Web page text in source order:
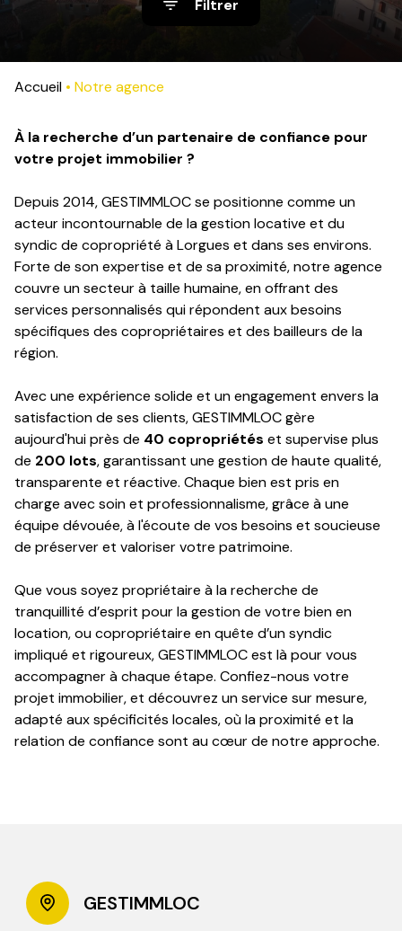
Filtrer
Accueil Notre agence
À la recherche d’un partenaire de confiance pour
votre projet immobilier ?
Depuis 2014, GESTIMMLOC se positionne comme un
acteur incontournable de la gestion locative et du
syndic de copropriété à Lorgues et dans ses environs.
Forte de son expertise et de sa proximité, notre agence
couvre un secteur à taille humaine, en offrant des
services personnalisés qui répondent aux besoins
spécifiques des copropriétaires et des bailleurs de la
région.
Avec une expérience solide et un engagement envers la
satisfaction de ses clients, GESTIMMLOC gère
aujourd'hui près de 40 copropriétés et supervise plus
de 200 lots, garantissant une gestion de haute qualité,
transparente et réactive. Chaque bien est pris en
charge avec soin et professionnalisme, grâce à une
équipe dévouée, à l'écoute de vos besoins et soucieuse
de préserver et valoriser votre patrimoine.
Que vous soyez propriétaire à la recherche de
tranquillité d’esprit pour la gestion de votre bien en
location, ou copropriétaire en quête d’un syndic
impliqué et rigoureux, GESTIMMLOC est là pour vous
accompagner à chaque étape. Confiez-nous votre
projet immobilier, et découvrez un service sur mesure,
adapté aux spécificités locales, où la proximité et la
relation de confiance sont au cœur de notre approche.
GESTIMMLOC